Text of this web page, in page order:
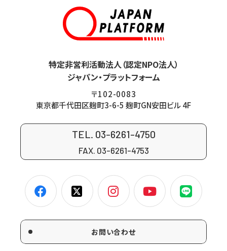
特定非営利活動法人（認定NPO法人）
ジャパン・プラットフォーム
〒102-0083
東京都千代田区麹町3-6-5 麹町GN安田ビル 4F
TEL. 03-6261-4750
FAX. 03-6261-4753
お問い合わせ